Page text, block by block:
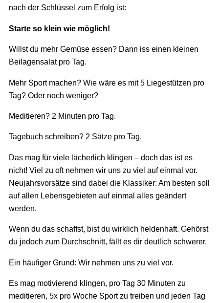
nach der Schlüssel zum Erfolg ist:
Starte so klein wie möglich!
Willst du mehr Gemüse essen? Dann iss einen kleinen
Beilagensalat pro Tag.
Mehr Sport machen? Wie wäre es mit 5 Liegestützen pro
Tag? Oder noch weniger?
Meditieren? 2 Minuten pro Tag.
Tagebuch schreiben? 2 Sätze pro Tag.
Das mag für viele lächerlich klingen – doch das ist es
nicht! Viel zu oft nehmen wir uns zu viel auf einmal vor.
Neujahrsvorsätze sind dabei die Klassiker: Am besten soll
auf allen Lebensgebieten auf einmal alles geändert
werden.
Wenn du das schaffst, bist du wirklich heldenhaft. Gehörst
du jedoch zum Durchschnitt, fällt es dir deutlich schwerer.
Ein häufiger Grund: Wir nehmen uns zu viel vor.
Es mag motivierend klingen, pro Tag 30 Minuten zu
meditieren, 5x pro Woche Sport zu treiben und jeden Tag